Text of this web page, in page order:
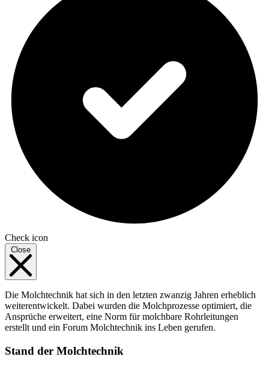
Check icon
Close
Die Molchtechnik hat sich in den letzten zwanzig Jahren erheblich
weiterentwickelt. Dabei wurden die Molchprozesse optimiert, die
Ansprüche erweitert, eine Norm für molchbare Rohrleitungen
erstellt und ein Forum Molchtechnik ins Leben gerufen.
Stand der Molchtechnik